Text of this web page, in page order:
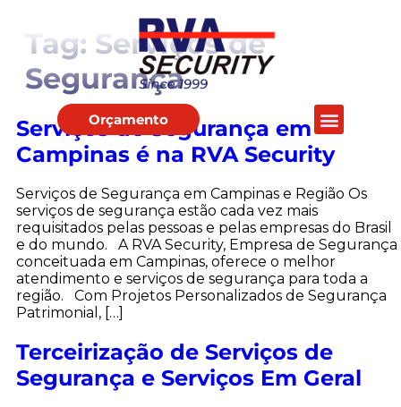
Orçamento
Tag: Serviços de
Segurança
Serviços de Segurança em
Campinas é na RVA Security
Serviços de Segurança em Campinas e Região Os
serviços de segurança estão cada vez mais
requisitados pelas pessoas e pelas empresas do Brasil
e do mundo. A RVA Security, Empresa de Segurança
conceituada em Campinas, oferece o melhor
atendimento e serviços de segurança para toda a
região. Com Projetos Personalizados de Segurança
Patrimonial, […]
Terceirização de Serviços de
Segurança e Serviços Em Geral